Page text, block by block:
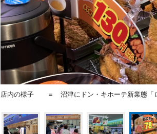
店内の様子 ＝ 沼津にドン・キホーテ新業態「